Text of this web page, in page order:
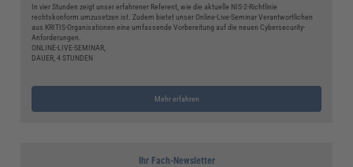
In vier Stunden zeigt unser erfahrener Referent, wie die aktuelle NIS-2-Richtlinie
rechtskonform umzusetzen ist. Zudem bietet unser Online-Live-Seminar Verantwortlichen
aus KRITIS-Organisationen eine umfassende Vorbereitung auf die neuen Cybersecurity-
Anforderungen.
ONLINE-LIVE-SEMINAR,
DAUER, 4 STUNDEN
Mehr erfahren
Ihr Fach-Newsletter